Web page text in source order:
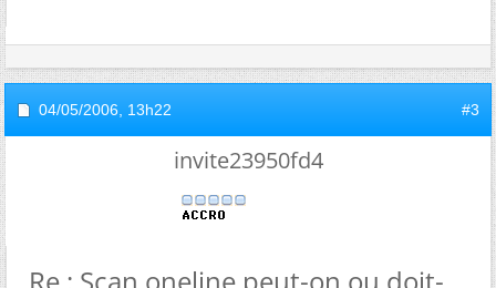
04/05/2006, 13h22 #3
invite23950fd4